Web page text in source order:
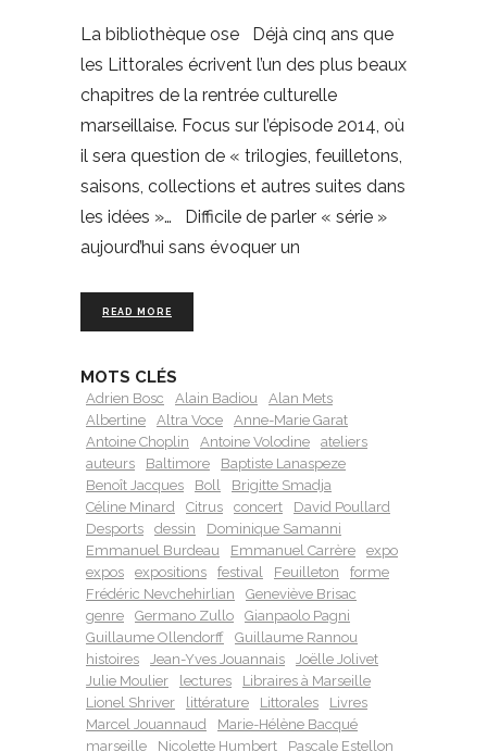
La bibliothèque ose Déjà cinq ans que
les Littorales écrivent l’un des plus beaux
chapitres de la rentrée culturelle
marseillaise. Focus sur l’épisode 2014, où
il sera question de « trilogies, feuilletons,
saisons, collections et autres suites dans
les idées »… Difficile de parler « série »
aujourd’hui sans évoquer un
READ MORE
MOTS CLÉS
Adrien Bosc Alain Badiou
Alan Mets
Albertine
Altra Voce
Anne-Marie Garat
Antoine Choplin
Antoine Volodine
ateliers
auteurs
Baltimore
Baptiste Lanaspeze
Benoît Jacques
Boll
Brigitte Smadja
Céline Minard
Citrus concert
David Poullard
Desports
dessin
Dominique Samanni
Emmanuel Burdeau
Emmanuel Carrère
expo
expos
expositions festival Feuilleton
forme
Frédéric Nevchehirlian
Geneviève Brisac
genre
Germano Zullo
Gianpaolo Pagni
Guillaume Ollendorff
Guillaume Rannou
histoires
Jean-Yves Jouannais
Joëlle Jolivet
Julie Moulier
lectures
Libraires à Marseille
Lionel Shriver
littérature Littorales
Livres
Marcel Jouannaud
Marie-Hélène Bacqué
marseille
Nicolette Humbert Pascale Estellon